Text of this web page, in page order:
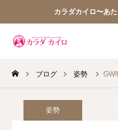
カラダカイロ〜あ
ブログ 姿勢 GW明
姿勢
TEL
アクセス